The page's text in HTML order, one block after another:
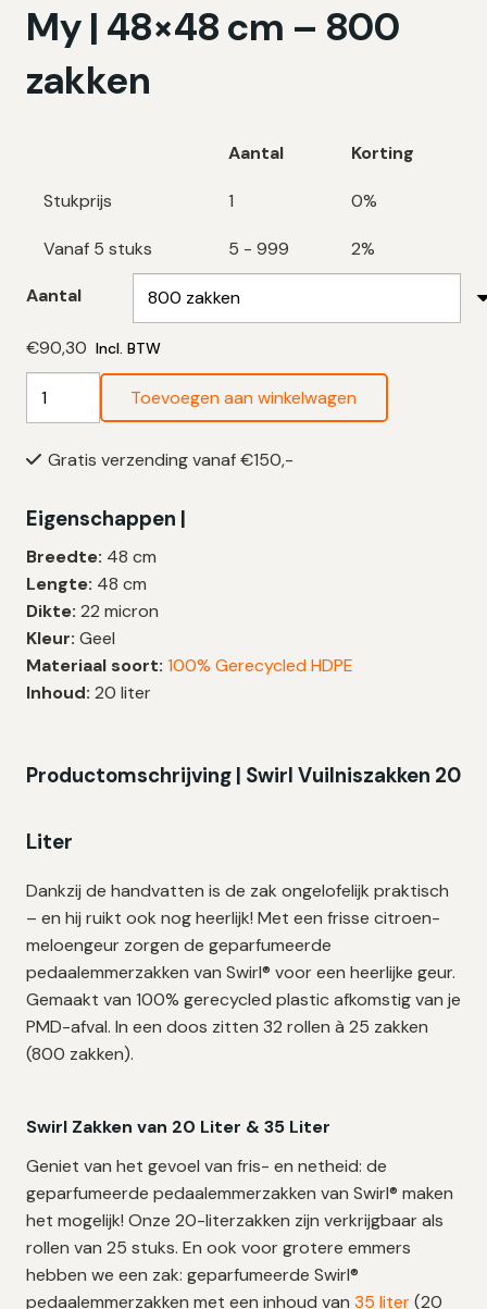
My | 48×48 cm – 800
zakken
Aantal Korting
Stukprijs 1 0%
Vanaf 5 stuks 5 - 999 2%
Aantal
€90,30 Incl. BTW
Liter
Handvat
|
Geparfumeerd
Citroen-
Meloengeur
|
HDPE
My
cm
800
zakken
aantal
Toevoegen aan winkelwagen
Gratis verzending vanaf €150,-
Eigenschappen |
Breedte: 48 cm
Lengte: 48 cm
Dikte: 22 micron
Kleur: Geel
Materiaal soort: 100% Gerecycled HDPE
Inhoud: 20 liter
Productomschrijving | Swirl Vuilniszakken 20
Liter
Dankzij de handvatten is de zak ongelofelijk praktisch
– en hij ruikt ook nog heerlijk! Met een frisse citroen-
meloengeur zorgen de geparfumeerde
pedaalemmerzakken van Swirl® voor een heerlijke geur.
Gemaakt van 100% gerecycled plastic afkomstig van je
PMD-afval. In een doos zitten 32 rollen à 25 zakken
(800 zakken).
Swirl Zakken van 20 Liter & 35 Liter
Geniet van het gevoel van fris- en netheid: de
geparfumeerde pedaalemmerzakken van Swirl® maken
het mogelijk! Onze 20-literzakken zijn verkrijgbaar als
rollen van 25 stuks. En ook voor grotere emmers
hebben we een zak: geparfumeerde Swirl®
pedaalemmerzakken met een inhoud van 35 liter(20